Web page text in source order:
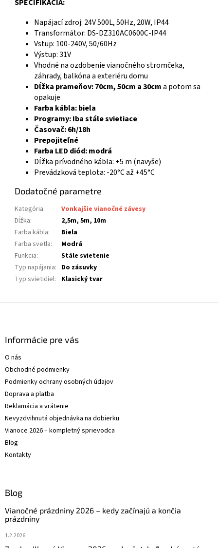
ŠPECIFIKÁCIA:
Napájací zdroj: 24V 500L, 50Hz, 20W, IP44
Transformátor: DS-DZ310AC0600C-IP44
Vstup: 100-240V, 50/60Hz
Výstup: 31V
Vhodné na ozdobenie vianočného stromčeka,
záhrady, balkóna a exteriéru domu
Dĺžka prameňov: 70cm, 50cm a 30cma potom sa
opakuje
Farba kábla: biela
Programy: Iba stále svietiace
Časovač: 6h/18h
Prepojiteľné
Farba LED diód: modrá
Dĺžka prívodného kábla: +5 m (navyše)
Prevádzková teplota: -20°C až +45°C
Dodatočné parametre
Kategória:
Vonkajšie vianočné závesy
Dĺžka:
2,5m, 5m, 10m
Farba kábla:
Biela
Farba svetla:
Modrá
Funkcia:
Stále svietenie
Typ napájania: Do zásuvky
Typ svietidiel: Klasický tvar
Informácie pre vás
O nás
Obchodné podmienky
Podmienky ochrany osobných údajov
Doprava a platba
Reklamácia a vrátenie
Nevyzdvihnutá objednávka na dobierku
Vianoce 2026 – kompletný sprievodca
Blog
Kontakty
Blog
Vianočné prázdniny 2026 – kedy začínajú a končia
prázdniny
1.2.2026